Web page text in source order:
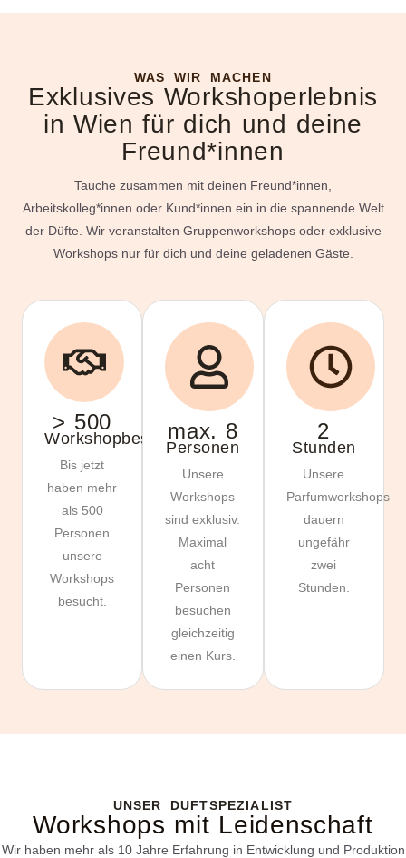
WAS WIR MACHEN
Exklusives Workshoperlebnis
in Wien für dich und deine
Freund*innen
Tauche zusammen mit deinen Freund*innen,
Arbeitskolleg*innen oder Kund*innen ein in die spannende Welt
der Düfte. Wir veranstalten Gruppenworkshops oder exklusive
Workshops nur für dich und deine geladenen Gäste.
> 500
Workshopbesucher
Bis jetzt
haben mehr
als 500
Personen
unsere
Workshops
besucht.
max. 8
Personen
Unsere
Workshops
sind exklusiv.
Maximal
acht
Personen
besuchen
gleichzeitig
einen Kurs.
2
Stunden
Unsere
Parfumworkshops
dauern
ungefähr
zwei
Stunden.
UNSER DUFTSPEZIALIST
Workshops mit Leidenschaft
Wir haben mehr als 10 Jahre Erfahrung in Entwicklung und Produktion